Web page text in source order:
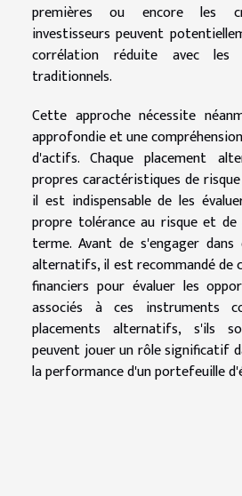
premières ou encore les
investisseurs peuvent
corrélation réduite avec les
traditionnels.
Cette approche nécessite
approfondie et une
d'actifs. Chaque placement
propres caractéristiques de
il est indispensable de les
propre tolérance au risque et
terme. Avant de s'engager dans
alternatifs, il est recommandé de
financiers pour évaluer les
associés à ces instruments
placements alternatifs, s'ils
peuvent jouer un rôle significatif
la performance d'un portefeuille